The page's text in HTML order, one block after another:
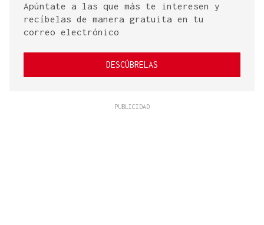
Apúntate a las que más te interesen y
recíbelas de manera gratuita en tu
correo electrónico
DESCÚBRELAS